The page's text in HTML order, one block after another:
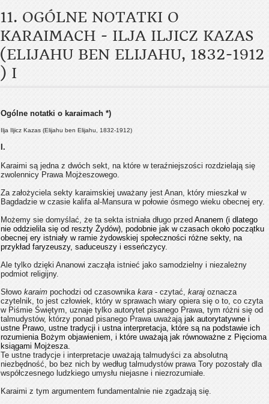
11. OGÓLNE NOTATKI O
KARAIMACH - ILJA ILJICZ KAZAS
(ELIJAHU BEN ELIJAHU, 1832-1912
) I
Ogólne notatki o karaimach *)
Ilja Iljicz Kazas (Elijahu ben Elijahu, 1832-1912)
I.
Karaimi są jedna z dwóch sekt, na które w teraźniejszości rozdzielają się
zwolennicy Prawa Mojżeszowego.
Za założyciela sekty karaimskiej uważany jest Anan, który mieszkał w
Bagdadzie w czasie kalifa al-Mansura w połowie ósmego wieku obecnej ery.
Możemy sie domyślać, że ta sekta istniała długo przed Ananem (i dlatego
nie oddzielila się od reszty Żydów), podobnie jak w czasach około początku
obecnej ery istniały w ramie żydowskiej społeczności różne sekty, na
przykład faryzeuszy, saduceuszy i esseńczycy.
Ale tylko dzięki Ananowi zacząła istnieć jako samodzielny i niezależny
podmiot religijny.
Słowo karaim pochodzi od czasownika kara - czytać, karaj oznacza
czytelnik, to jest człowiek, który w sprawach wiary opiera się o to, co czyta
w Piśmie Świętym, uznaje tylko autorytet pisanego Prawa, tym różni się od
talmudystów, którzy ponad pisanego Prawa uważają jak autorytatywne i
ustne Prawo, ustne tradycji i ustna interpretacja, które są na podstawie ich
rozumienia Bożym objawieniem, i które uważają jak równoważne z Pięcioma
ksiągami Mojżesza.
Te ustne tradycje i interpretacje uważają talmudyści za absolutną
niezbędność, bo bez nich by według talmudystów prawa Tory pozostały dla
współczesnego ludzkiego umysłu niejasne i niezrozumiałe.
Karaimi z tym argumentem fundamentalnie nie zgadzają się.